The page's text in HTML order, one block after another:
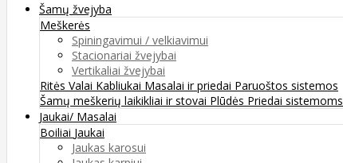
Šamų žvejyba
Meškerės
Spiningavimui / velkiavimui
Stacionariai žvejybai
Vertikaliai žvejybai
Ritės Valai Kabliukai Masalai ir priedai Paruoštos sistemos
Šamų meškerių laikikliai ir stovai Plūdės Priedai sistemoms
Jaukai/ Masalai
Boiliai Jaukai
Jaukas karosui